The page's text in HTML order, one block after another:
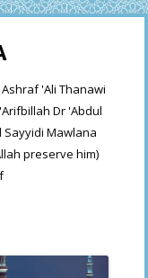
'Ali Thanawi
Dr 'Abdul
Sayyidi Mawlana
preserve him)